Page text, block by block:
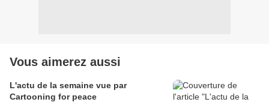
Vous aimerez aussi
L'actu de la semaine vue par
Cartooning for peace